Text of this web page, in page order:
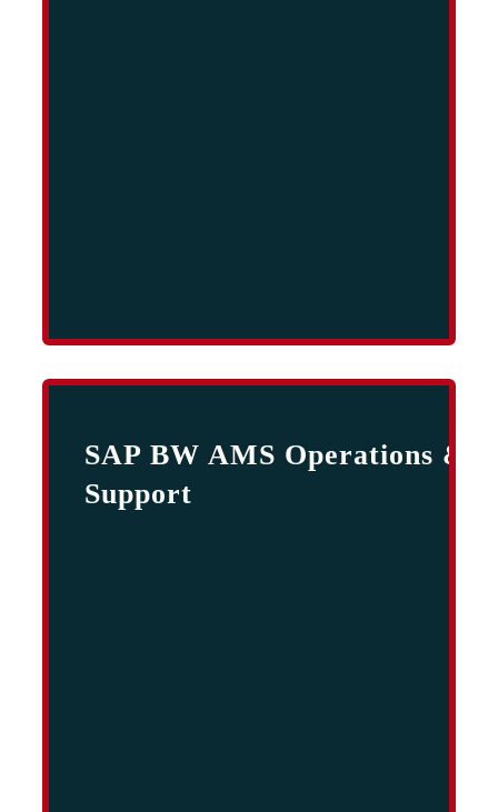
SAP BW AMS Operations &
Support